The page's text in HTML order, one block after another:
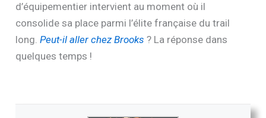
d’équipementier intervient au moment où il
consolide sa place parmi l’élite française du trail
long.Peut-il aller chez Brooks ? La réponse dans
quelques temps !